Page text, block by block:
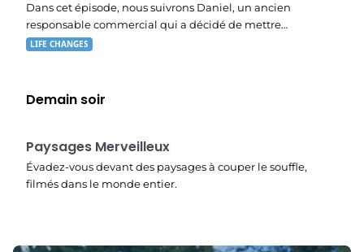
Dans cet épisode, nous suivrons Daniel, un ancien
responsable commercial qui a décidé de mettre…
LIFE CHANGES
Demain soir
22:40
Paysages Merveilleux
Évadez-vous devant des paysages à couper le souffle,
filmés dans le monde entier.